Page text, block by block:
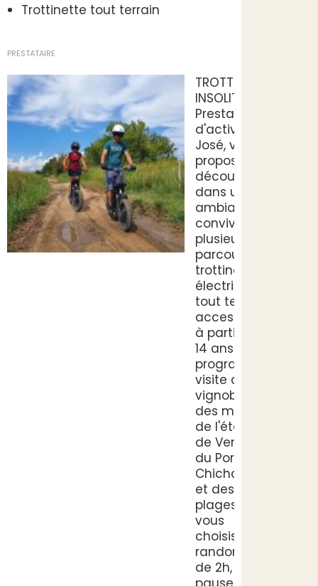
Trottinette tout terrain
PRESTATAIRE
TROTTS
INSOLITES
Prestataires
d'activités
José, vous
propose de
découvrir
dans une
ambiance
conviviale,
plusieurs
parcours en
trottinettes
électriques
tout terrain,
accessible
à partir de
14 ans. Au
programme:
visite des
vignobles,
des marais,
de l'étang
de Vendres,
du Port du
Chichoulet
et des ses
plages...Si
vous
choisissez la
randonnée
de 2h, la